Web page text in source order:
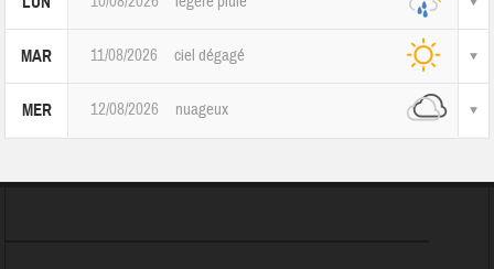
MAR 11/08/2026 ciel dégagé
MER 12/08/2026 nuageux